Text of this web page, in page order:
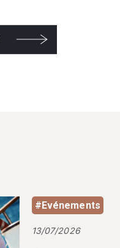
#Evénements
13/07/2026